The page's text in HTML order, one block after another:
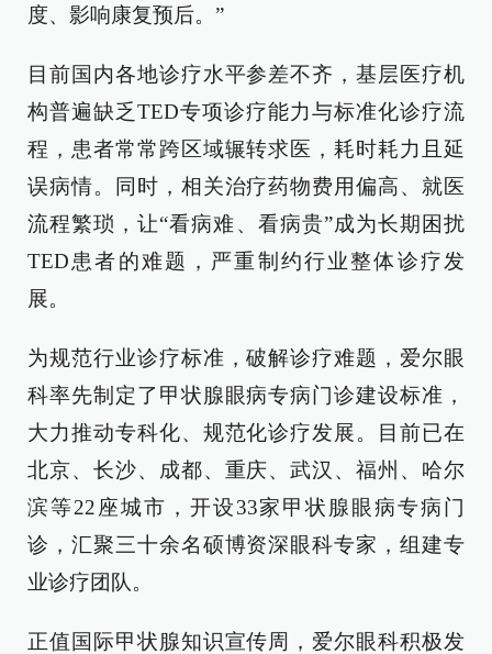
度、影响康复预后。”
目前国内各地诊疗水平参差不齐，基层医疗机
构普遍缺乏TED专项诊疗能力与标准化诊疗流
程，患者常常跨区域辗转求医，耗时耗力且延
误病情。同时，相关治疗药物费用偏高、就医
流程繁琐，让“看病难、看病贵”成为长期困扰
TED患者的难题，严重制约行业整体诊疗发
展。
为规范行业诊疗标准，破解诊疗难题，爱尔眼
科率先制定了甲状腺眼病专病门诊建设标准，
大力推动专科化、规范化诊疗发展。目前已在
北京、长沙、成都、重庆、武汉、福州、哈尔
滨等22座城市，开设33家甲状腺眼病专病门
诊，汇聚三十余名硕博资深眼科专家，组建专
业诊疗团队。
正值国际甲状腺知识宣传周，爱尔眼科积极发